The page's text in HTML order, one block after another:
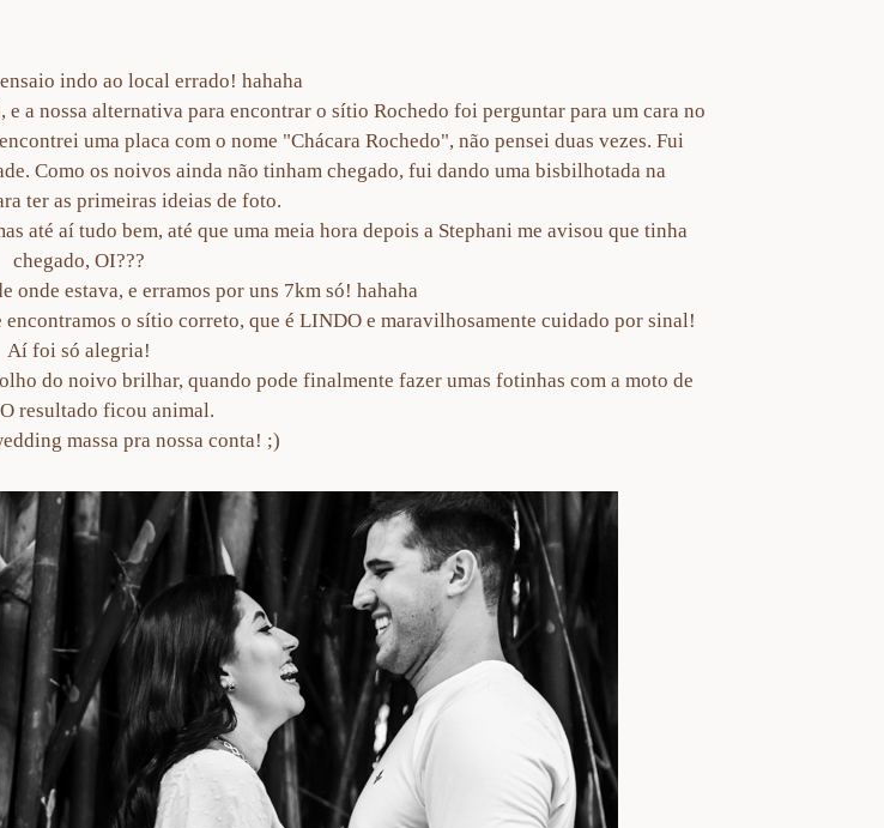
indo ao local errado! hahaha
a nossa alternativa para encontrar o sítio Rochedo foi perguntar para um cara no
uma placa com o nome "Chácara Rochedo", não pensei duas vezes. Fui
Como os noivos ainda não tinham chegado, fui dando uma bisbilhotada na
ter as primeiras ideias de foto.
até aí tudo bem, até que uma meia hora depois a Stephani me avisou que tinha
chegado, OI???
onde estava, e erramos por uns 7km só! hahaha
o sítio correto, que é LINDO e maravilhosamente cuidado por sinal!
Aí foi só alegria!
do noivo brilhar, quando pode finalmente fazer umas fotinhas com a moto de
resultado ficou animal.
massa pra nossa conta! ;)